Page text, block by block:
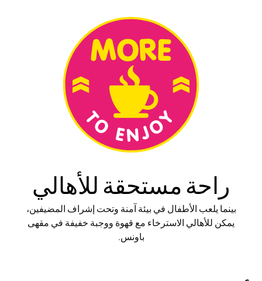
راحة مستحقة للأهالي
بينما يلعب الأطفال في بيئة آمنة وتحت إشراف المضيفين،
يمكن للأهالي الاسترخاء مع قهوة ووجبة خفيفة في مقهى
باونس.